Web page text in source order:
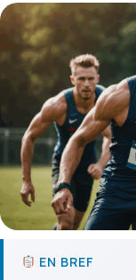
EN BREF